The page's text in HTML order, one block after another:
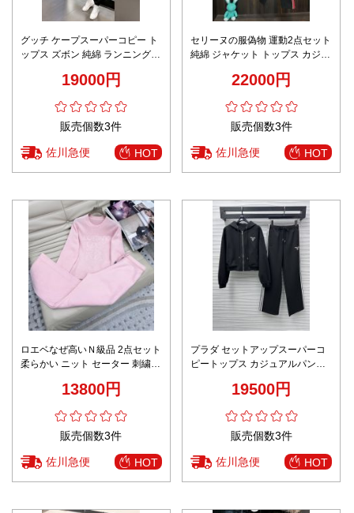
グッチ ケープスーパーコピー ト
ップス ズボン 純綿 ランニング 2
19000円
販売個数3件
佐川急便 HOT
セリーヌの服偽物 運動2点セット
純綿 ジャケット トップス カジュ
22000円
販売個数3件
佐川急便 HOT
ロエベなぜ高いＮ級品 2点セット
柔らかい ニット セーター 刺繍
13800円
販売個数3件
佐川急便 HOT
プラダ セットアップスーパーコ
ピートップス カジュアルパンツ
19500円
販売個数3件
佐川急便 HOT